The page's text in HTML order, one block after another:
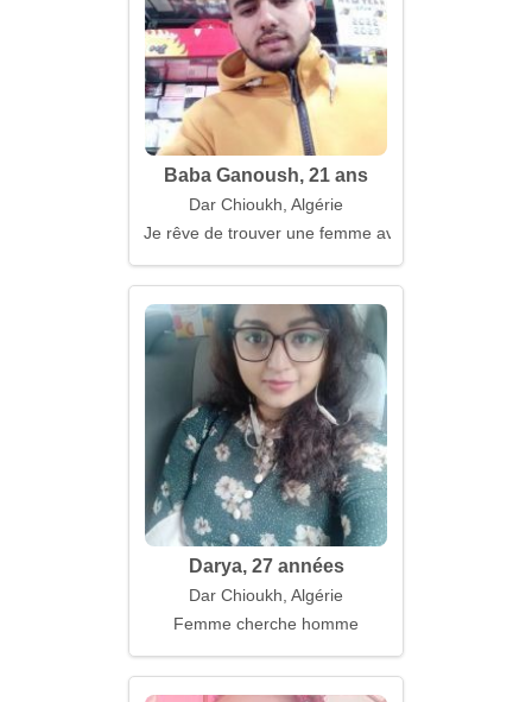
Baba Ganoush, 21 ans
Dar Chioukh, Algérie
Je rêve de trouver une femme avec une âme
Darya, 27 années
Dar Chioukh, Algérie
Femme cherche homme